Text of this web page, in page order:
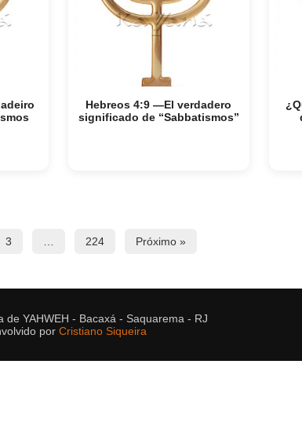
Hebreos 4:9 —El verdadero
significado de “Sabbatismos”
3 224 Próximo »
de YAHWEH - Bacaxá - Saquarema - RJ
por Cristiano Siqueira